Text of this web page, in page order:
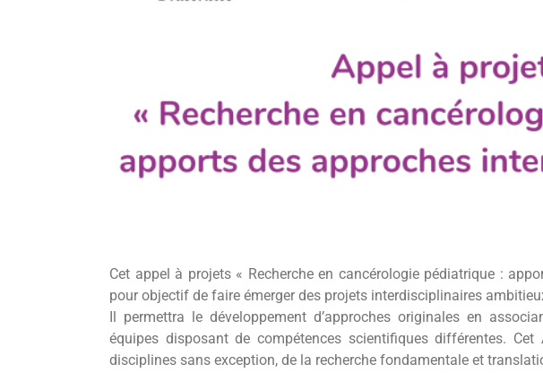
Cet appel à projets « Recherche en cancérologie pédiatrique :
pour objectif de faire émerger des projets interdisciplinaires
Il permettra le développement d’approches originales en
équipes disposant de compétences scientifiques différentes.
disciplines sans exception, de la recherche fondamentale et